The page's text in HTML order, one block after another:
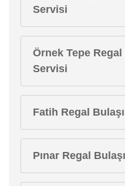
Servisi
Örnek Tepe
Servisi
Fatih Regal
Pınar Regal